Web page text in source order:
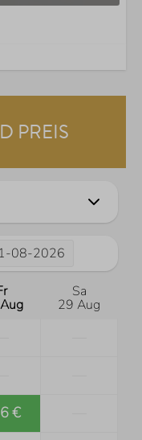
PREIS
08-2026
Sa
29 Aug
€